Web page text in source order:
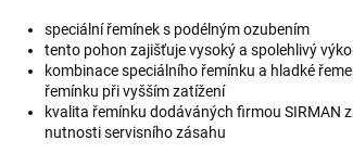
speciální řemínek s podélným ozubením
tento pohon zajišťuje vysoký a spolehlivý
kombinace speciálního řemínku a hladké
řemínku při vyšším zatížení
kvalita řemínku dodáváných firmou SIRMAN
nutnosti servisního zásahu